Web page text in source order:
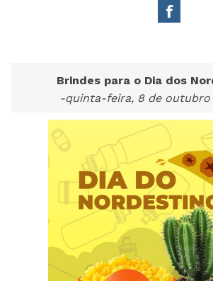
Brindes para o Dia dos
-quinta-feira, 8 de outubro